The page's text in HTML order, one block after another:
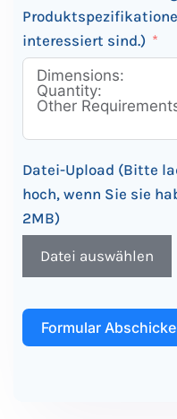
interessiert sind.)
Datei-Upload (Bitte
hoch, wenn Sie sie
2MB)
Datei auswählen
Formular